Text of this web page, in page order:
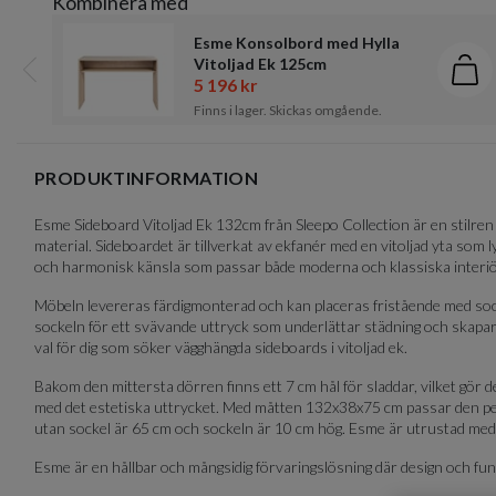
of
Esme Konsolbord med Hylla
Vitoljad Ek 125cm
5 196 kr
Finns i lager. Skickas omgående.
of
PRODUKTINFORMATION
Esme Sideboard Vitoljad Ek 132cm från Sleepo Collection är en
material. Sideboardet är tillverkat av ekfanér med en vitoljad yta
och harmonisk känsla som passar både moderna och klassiska
Möbeln levereras färdigmonterad och kan placeras fristående med
sockeln för ett svävande uttryck som underlättar städning och
val för dig som söker vägghängda sideboards i vitoljad ek.
Bakom den mittersta dörren finns ett 7 cm hål för sladdar, vilket gör
med det estetiska uttrycket. Med måtten 132x38x75 cm passar den
utan sockel är 65 cm och sockeln är 10 cm hög. Esme är utrustad
Esme är en hållbar och mångsidig förvaringslösning där design och